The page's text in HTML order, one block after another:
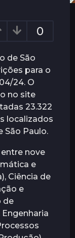
0
de São
para o
24. O
no site
23.322
localizados
São Paulo.
nove
e
Ciência de
e
de